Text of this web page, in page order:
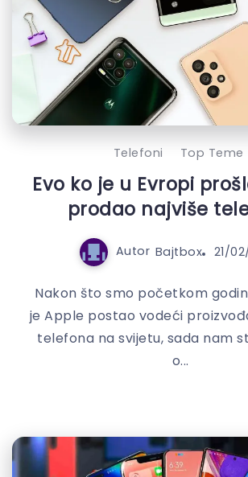
Telefoni Top Teme
Evo ko je u Evropi
prodao najviše
Autor Bajtbox 21/
Nakon što smo početkom
je Apple postao vodeći
telefona na svijetu, sada nam
o...